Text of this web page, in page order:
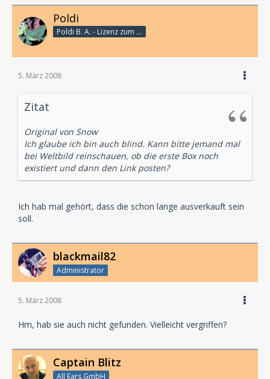
Poldi
Poldi B. A. - Lizenz zum Rosenverteilen
5. März 2008
Zitat
Original von Snow
Ich glaube ich bin auch blind. Kann bitte jemand mal
bei Weltbild reinschauen, ob die erste Box noch
existiert und dann den Link posten?
Ich hab mal gehört, dass die schon lange ausverkauft sein
soll.
blackmail82
Administrator
5. März 2008
Hm, hab sie auch nicht gefunden. Vielleicht vergriffen?
Captain Blitz
All Ears GmbH